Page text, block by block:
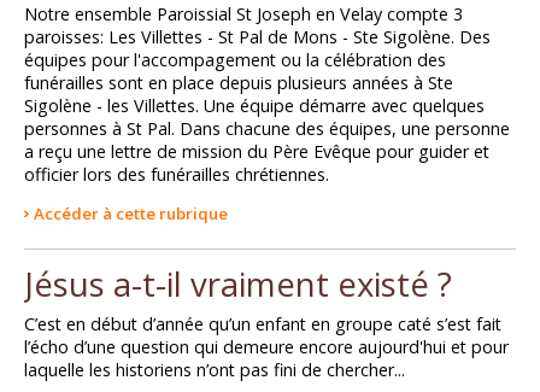
Notre ensemble Paroissial St Joseph en Velay compte 3
paroisses: Les Villettes - St Pal de Mons - Ste Sigolène. Des
équipes pour l'accompagement ou la célébration des
funérailles sont en place depuis plusieurs années à Ste
Sigolène - les Villettes. Une équipe démarre avec quelques
personnes à St Pal. Dans chacune des équipes, une personne
a reçu une lettre de mission du Père Evêque pour guider et
officier lors des funérailles chrétiennes.
Accéder à cette rubrique
Jésus a-t-il vraiment existé ?
C’est en début d’année qu’un enfant en groupe caté s’est fait
l’écho d’une question qui demeure encore aujourd'hui et pour
laquelle les historiens n’ont pas fini de chercher...